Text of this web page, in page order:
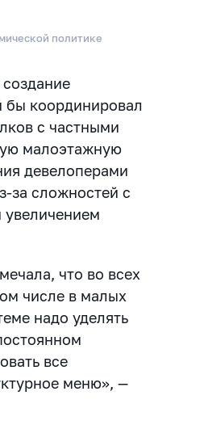
политике
бы координировал
с частными
малоэтажную
девелоперами
за сложностей с
увеличением
что во всех
числе в малых
надо уделять
все
меню», —